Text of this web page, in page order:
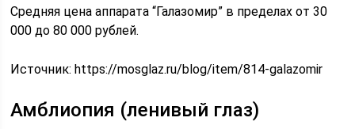
Средняя цена аппарата “Галазомир” в пределах от 30
000 до 80 000 рублей.
Источник:https://mosglaz.ru/blog/item/814-galazomir
Амблиопия (ленивый глаз)